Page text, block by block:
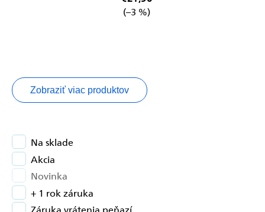
(–3 %)
Zobraziť viac produktov
Na sklade
Akcia
Novinka
+ 1 rok záruka
Záruka vrátenia peňazí